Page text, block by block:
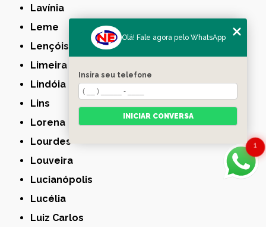
Lavínia
Leme
Lençóis Paulista
Limeira
Lindóia
Lins
Lorena
Lourdes
Louveira
Lucianópolis
Lucélia
Luiz Carlos
1
Olá! Fale agora pelo WhatsApp
Insira seu telefone
INICIAR CONVERSA